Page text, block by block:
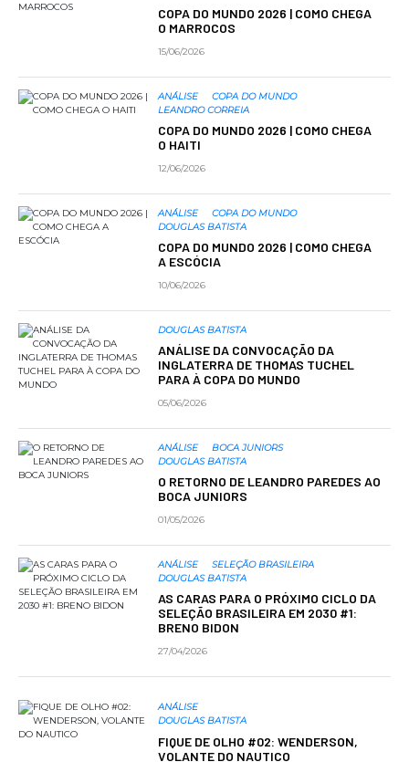
COPA DO MUNDO 2026 | COMO CHEGA
O MARROCOS
15/06/2026
ANÁLISE
COPA DO MUNDO
LEANDRO CORREIA
COPA DO MUNDO 2026 | COMO CHEGA
O HAITI
12/06/2026
ANÁLISE
COPA DO MUNDO
DOUGLAS BATISTA
COPA DO MUNDO 2026 | COMO CHEGA
A ESCÓCIA
10/06/2026
DOUGLAS BATISTA
ANÁLISE DA CONVOCAÇÃO DA
INGLATERRA DE THOMAS TUCHEL
PARA À COPA DO MUNDO
05/06/2026
ANÁLISE
BOCA JUNIORS
DOUGLAS BATISTA
O RETORNO DE LEANDRO PAREDES AO
BOCA JUNIORS
01/05/2026
ANÁLISE
SELEÇÃO BRASILEIRA
DOUGLAS BATISTA
AS CARAS PARA O PRÓXIMO CICLO DA
SELEÇÃO BRASILEIRA EM 2030 #1:
BRENO BIDON
27/04/2026
ANÁLISE
DOUGLAS BATISTA
FIQUE DE OLHO #02: WENDERSON,
VOLANTE DO NAUTICO